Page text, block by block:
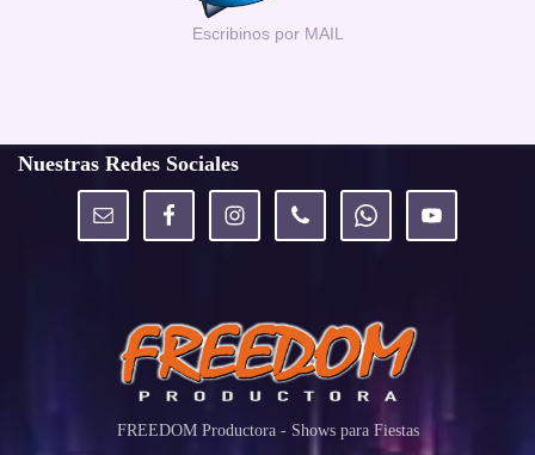
Escribinos por MAIL
Nuestras Redes Sociales
FREEDOM Productora - Shows para Fiestas